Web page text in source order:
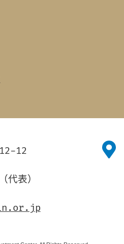
12
表）